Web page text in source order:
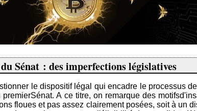
Sénat : des imperfections législatives
le dispositif légal qui encadre le processus
A ce titre, on remarque des
floues et pas assez clairement posées, soit à un